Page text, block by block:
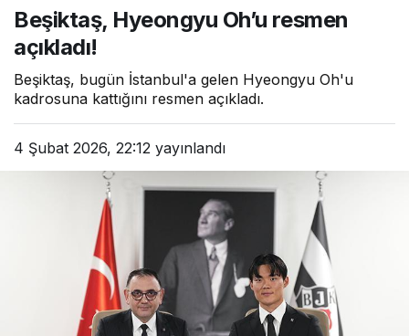
Beşiktaş, Hyeongyu Oh’u resmen
açıkladı!
Beşiktaş, bugün İstanbul'a gelen Hyeongyu Oh'u
kadrosuna kattığını resmen açıkladı.
4 Şubat 2026, 22:12 yayınlandı